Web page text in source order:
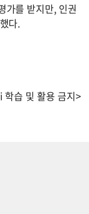
가를 받지만, 인권
다.
학습 및 활용 금지>